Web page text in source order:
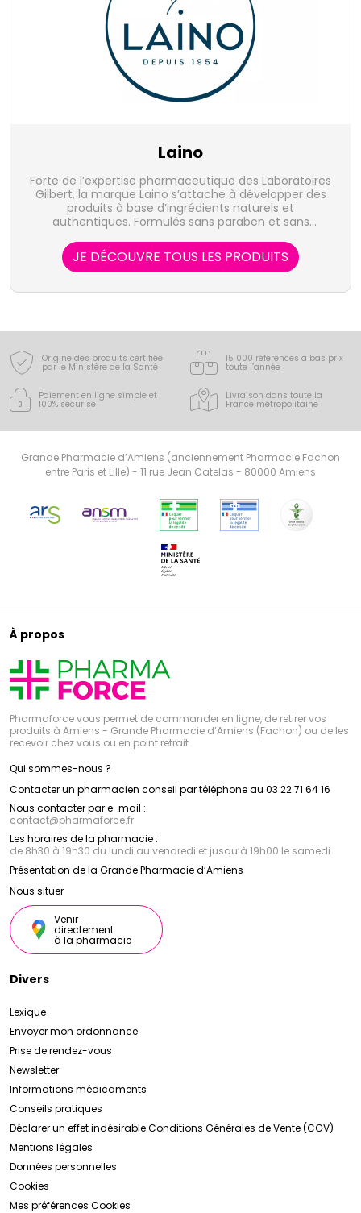
Laino
Forte de l’expertise pharmaceutique des Laboratoires
Gilbert, la marque Laino s’attache à développer des
produits à base d’ingrédients naturels et
authentiques. Formulés sans paraben et sans
élaborés dans un environnement pharmaceutique.
Parmi les produits éprouvés, nous retrouverez le
savon d’Alep et la pierre d’Alun.
JE DÉCOUVRE TOUS LES PRODUITS
Origine des produits certifiée
par le Ministère de la Santé
15 000 références à bas prix
toute l’année
Paiement en ligne simple et
100% sécurisé
Livraison dans toute la
France métropolitaine
Grande Pharmacie d’Amiens (anciennement Pharmacie Fachon
entre Paris et Lille) - 11 rue Jean Catelas - 80000 Amiens
À propos
Pharmaforce vous permet de commander en ligne, de retirer vos
produits à Amiens - Grande Pharmacie d’Amiens (Fachon) ou de les
recevoir chez vous ou en point retrait
Qui sommes-nous ?
Contacter un pharmacien conseil par téléphone au 03 22 71 64 16
Nous contacter par e-mail :
contact@pharmaforce.fr
Les horaires de la pharmacie :
de 8h30 à 19h30 du lundi au vendredi et jusqu’à 19h00 le samedi
Présentation de la Grande Pharmacie d’Amiens
Nous situer
Venir
directement
à la pharmacie
Divers
Lexique
Envoyer mon ordonnance
Prise de rendez-vous
Newsletter
Informations médicaments
Conseils pratiques
Déclarer un effet indésirableConditions Générales de Vente (CGV)
Mentions légales
Données personnelles
Cookies
Mes préférences Cookies